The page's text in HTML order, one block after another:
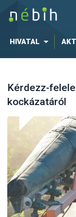
HIVATAL
Kérdezz-
kockázatáról